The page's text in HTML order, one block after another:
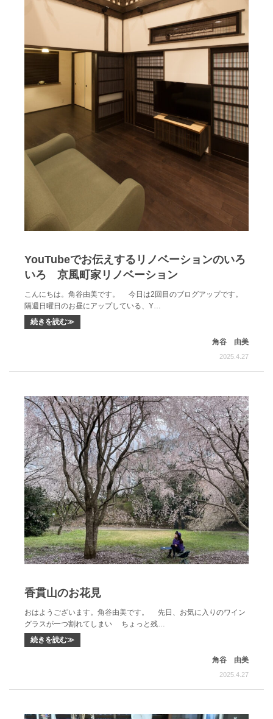
YouTubeでお伝えするリノベーションのいろ
いろ 京風町家リノベーション
こんにちは。角谷由美です。 今日は2回目のブログアップです。
隔週日曜日のお昼にアップしている、Y…
続きを読む≫
角谷 由美
2025.4.27
香貫山のお花見
おはようございます。角谷由美です。 先日、お気に入りのワイン
グラスが一つ割れてしまい ちょっと残…
続きを読む≫
角谷 由美
2025.4.27